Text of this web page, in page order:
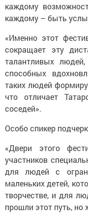
каждому
каждому – быть
«Именно этот
сокращает эту
талантливых
способных
таких людей
что отличает
соседей».
Особо спикер
«Двери этого
участников
для людей с
маленьких детей,
творчестве, и для
прошли этот путь, но